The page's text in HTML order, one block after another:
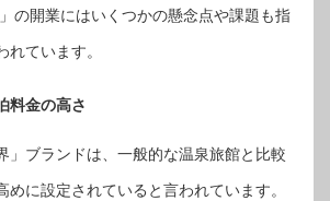
の開業にはいくつかの懸念点や課題も指
ています。
料金の高さ
」ブランドは、一般的な温泉旅館と比較
めに設定されていると言われています。